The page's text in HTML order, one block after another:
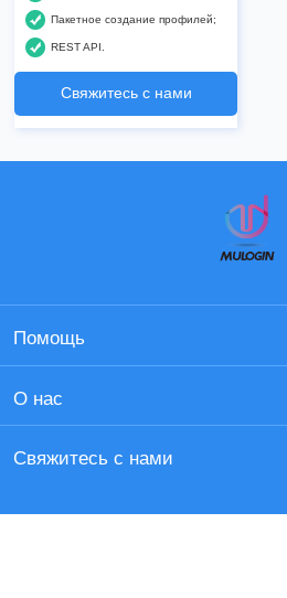
Пакетное создание профилей;
REST API.
Свяжитесь с нами
Помощь
О нас
Свяжитесь с нами